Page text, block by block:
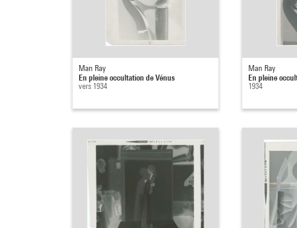
Man Ray
En pleine occultation de Vénus
vers 1934
Man Ray
En pleine
1934